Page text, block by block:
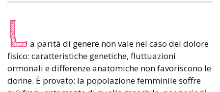
L a parità di genere non vale nel caso del dolore
fisico: caratteristiche genetiche, fluttuazioni
ormonali e differenze anatomiche non favoriscono le
donne. È provato: la popolazione femminile soffre